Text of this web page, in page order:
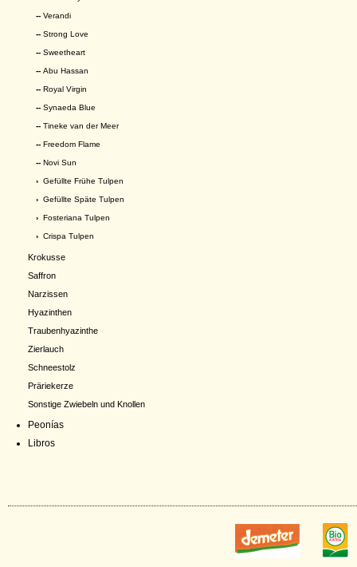
-- Verandi
-- Strong Love
-- Sweetheart
-- Abu Hassan
-- Royal Virgin
-- Synaeda Blue
-- Tineke van der Meer
-- Freedom Flame
-- Novi Sun
› Gefüllte Frühe Tulpen
› Gefüllte Späte Tulpen
› Fosteriana Tulpen
› Crispa Tulpen
Krokusse
Saffron
Narzissen
Hyazinthen
Traubenhyazinthe
Zierlauch
Schneestolz
Präriekerze
Sonstige Zwiebeln und Knollen
Peonías
Libros